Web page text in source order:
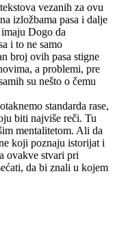
vezanih za ovu
izložbama pasa i dalje
Dogo da
i to ne samo
broj ovih pasa stigne
a problemi, pre
su nešto o čemu
standarda rase,
biti najviše reči. Tu
mentalitetom. Ali da
koji poznaju istorijat i
ovakve stvari pri
da bi znali u kojem